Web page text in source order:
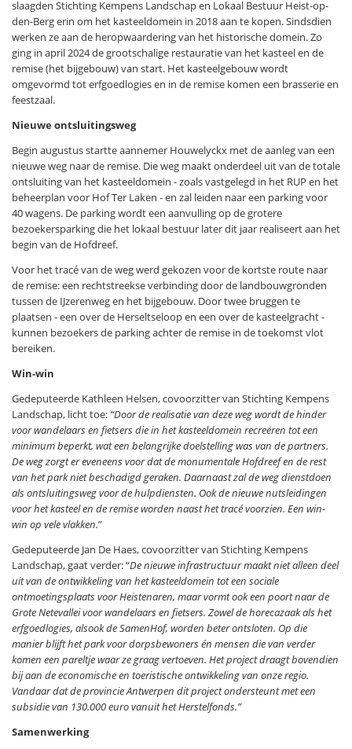
slaagden Stichting Kempens Landschap en Lokaal Bestuur Heist-op-
den-Berg erin om het kasteeldomein in 2018 aan te kopen. Sindsdien
werken ze aan de heropwaardering van het historische domein. Zo
ging in april 2024 de grootschalige restauratie van het kasteel en de
remise (het bijgebouw) van start. Het kasteelgebouw wordt
omgevormd tot erfgoedlogies en in de remise komen een brasserie en
feestzaal.
Nieuwe ontsluitingsweg
Begin augustus startte aannemer Houwelyckx met de aanleg van een
nieuwe weg naar de remise. Die weg maakt onderdeel uit van de totale
ontsluiting van het kasteeldomein - zoals vastgelegd in het RUP en het
beheerplan voor Hof Ter Laken - en zal leiden naar een parking voor
40 wagens. De parking wordt een aanvulling op de grotere
bezoekersparking die het lokaal bestuur later dit jaar realiseert aan het
begin van de Hofdreef.
Voor het tracé van de weg werd gekozen voor de kortste route naar
de remise: een rechtstreekse verbinding door de landbouwgronden
tussen de IJzerenweg en het bijgebouw. Door twee bruggen te
plaatsen - een over de Herseltseloop en een over de kasteelgracht -
kunnen bezoekers de parking achter de remise in de toekomst vlot
bereiken.
Win-win
Gedeputeerde Kathleen Helsen, covoorzitter van Stichting Kempens
Landschap, licht toe: “Door de realisatie van deze weg wordt de hinder
voor wandelaars en fietsers die in het kasteeldomein recreëren tot een
minimum beperkt, wat een belangrijke doelstelling was van de partners.
De weg zorgt er eveneens voor dat de monumentale Hofdreef en de rest
van het park niet beschadigd geraken. Daarnaast zal de weg dienstdoen
als ontsluitingsweg voor de hulpdiensten. Ook de nieuwe nutsleidingen
voor het kasteel en de remise worden naast het tracé voorzien. Een win-
win op vele vlakken.”
Gedeputeerde Jan De Haes, covoorzitter van Stichting Kempens
Landschap, gaat verder: “De nieuwe infrastructuur maakt niet alleen deel
uit van de ontwikkeling van het kasteeldomein tot een sociale
ontmoetingsplaats voor Heistenaren, maar vormt ook een poort naar de
Grote Netevallei voor wandelaars en fietsers. Zowel de horecazaak als het
erfgoedlogies, alsook de SamenHof, worden beter ontsloten. Op die
manier blijft het park voor dorpsbewoners én mensen die van verder
komen een pareltje waar ze graag vertoeven. Het project draagt bovendien
bij aan de economische en toeristische ontwikkeling van onze regio.
Vandaar dat de provincie Antwerpen dit project ondersteunt met een
subsidie van 130.000 euro vanuit het Herstelfonds.”
Samenwerking